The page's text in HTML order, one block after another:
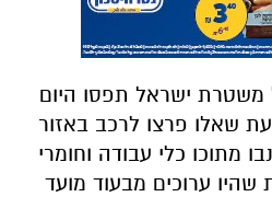
ישראל תפסו היום
שאלו פרצו לרכב באזור
מתוכו כלי עבודה וחומרי
שהיו ערוכים מבעוד מועד